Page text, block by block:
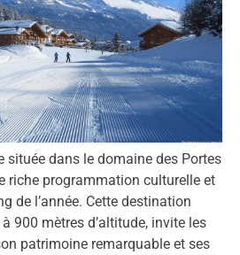
située dans le domaine des Portes
riche programmation culturelle et
de l’année. Cette destination
900 mètres d’altitude, invite les
patrimoine remarquable et ses